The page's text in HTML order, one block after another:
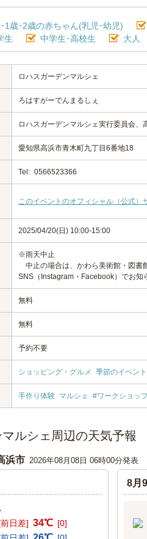
1歳･2歳の赤ちゃん(乳児･幼児)
生
中学生･高校生 大人
ロハスガーデンマルシェ
ろはすがーでんまるしぇ
ロハスガーデンマルシェ実行委員会
愛知県高浜市青木町九丁目6番地18
Tel: 0566523366
このイベントのオフィシャル（公式）
2025/04/20(日) 10:00-15:00
※雨天中止
中止の場合は、かわら美術館・図書
SNS（Instagram・Facebook）でお知
無料
無料
予約不要
ショッピング・グルメ 季節のイベント
手作り体験 マルシェ #ワークショッ
ルシェ周辺の天気予報
浜市 2026年08月08日 06時00分発表
日差] 34℃ [0]
8月